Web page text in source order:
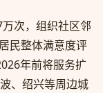
次，组织社区邻
民整体满意度评
年前将服务扩
、绍兴等周边城